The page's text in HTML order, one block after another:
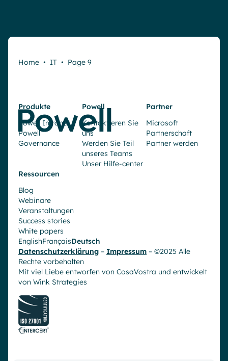
Home • IT • Page 9
Produkte
Powell Intranet
Powell
Governance
Powell
Kontaktieren Sie
uns
Werden Sie Teil
unseres Teams
Unser Hilfe-center
Partner
Microsoft
Partnerschaft
Partner werden
Ressourcen
Blog
Webinare
Veranstaltungen
Success stories
White papers
EnglishFrançaisDeutsch
Datenschutzerklärung – Impressum – ©2025 Alle
Rechte vorbehalten
Mit viel Liebe entworfen von CosaVostra und entwickelt
von Wink Strategies